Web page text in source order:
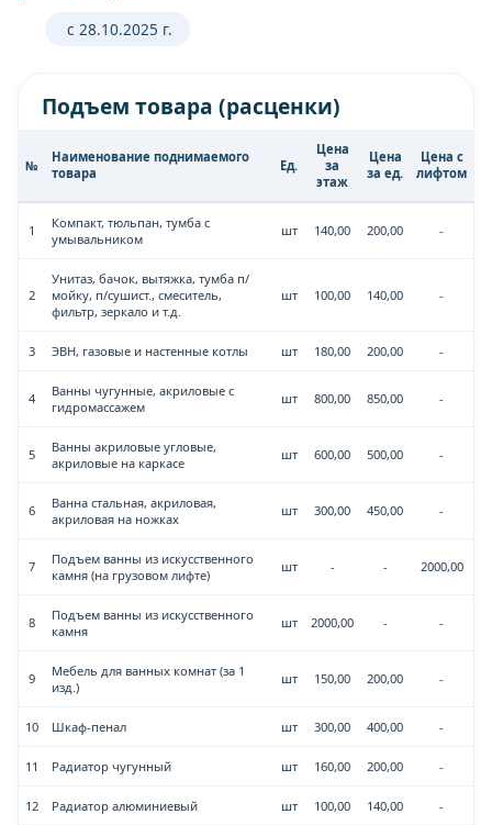
с 28.10.2025 г.
Подъем товара (расценки)
№
Наименование поднимаемого
товара
Ед.
Цена
за
этаж
Цена
за ед.
Цена с
лифтом
1
Компакт, тюльпан, тумба с
умывальником
шт 140,00 200,00 -
2
Унитаз, бачок, вытяжка, тумба п/
мойку, п/сушист., смеситель,
фильтр, зеркало и т.д.
шт 100,00 140,00 -
3 ЭВН, газовые и настенные котлы шт 180,00 200,00 -
4
Ванны чугунные, акриловые с
гидромассажем
шт 800,00 850,00 -
5
Ванны акриловые угловые,
акриловые на каркасе
шт 600,00 500,00 -
6
Ванна стальная, акриловая,
акриловая на ножках
шт 300,00 450,00 -
7
Подъем ванны из искусственного
камня (на грузовом лифте)
шт - - 2000,00
8
Подъем ванны из искусственного
камня
шт 2000,00 - -
9
Мебель для ванных комнат (за 1
изд.)
шт 150,00 200,00 -
10 Шкаф-пенал шт 300,00 400,00 -
11 Радиатор чугунный шт 160,00 200,00 -
12 Радиатор алюминиевый шт 100,00 140,00 -